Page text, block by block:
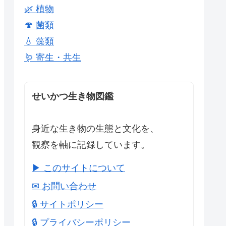
🌿 植物
🍄 菌類
💧 藻類
🪱 寄生・共生
せいかつ生き物図鑑
身近な生き物の生態と文化を、
観察を軸に記録しています。
▶ このサイトについて
✉ お問い合わせ
🔒 サイトポリシー
🔒 プライバシーポリシー